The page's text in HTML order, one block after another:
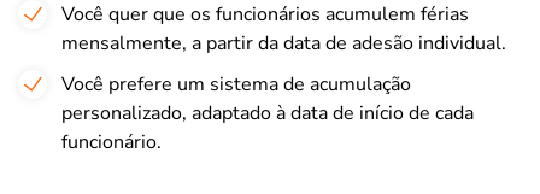
Você quer que os funcionários acumulem férias
mensalmente, a partir da data de adesão individual.
Você prefere um sistema de acumulação
personalizado, adaptado à data de início de cada
funcionário.